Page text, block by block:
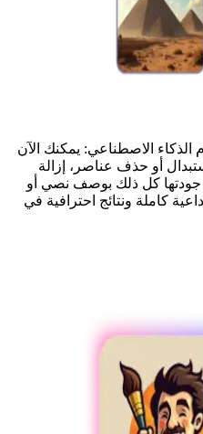
الاصطناعي: يمكنك الآن
أو حذف عناصر، إزالة
جودتها كل ذلك بوصف نصي أو
كاملة ونتائج احترافية في